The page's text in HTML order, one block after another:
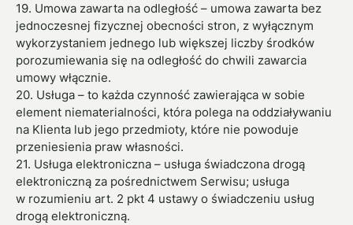
19. Umowa zawarta na odległość – umowa zawarta bez
jednoczesnej fizycznej obecności stron, z wyłącznym
wykorzystaniem jednego lub większej liczby środków
porozumiewania się na odległość do chwili zawarcia
umowy włącznie.
20. Usługa – to każda czynność zawierająca w sobie
element niematerialności, która polega na oddziaływaniu
na Klienta lub jego przedmioty, które nie powoduje
przeniesienia praw własności.
21. Usługa elektroniczna – usługa świadczona drogą
elektroniczną za pośrednictwem Serwisu; usługa
w rozumieniu art. 2 pkt 4 ustawy o świadczeniu usług
drogą elektroniczną.